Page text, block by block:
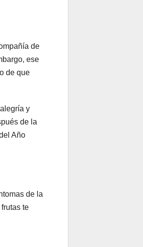
de
ese
de que
y
de la
Año
de la
te